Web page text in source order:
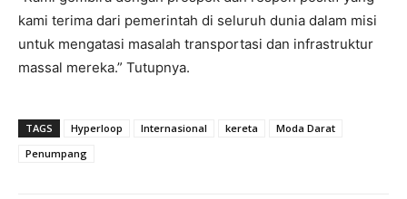
kami terima dari pemerintah di seluruh dunia dalam misi
untuk mengatasi masalah transportasi dan infrastruktur
massal mereka.” Tutupnya.
TAGS Hyperloop Internasional kereta
Moda Darat
Penumpang